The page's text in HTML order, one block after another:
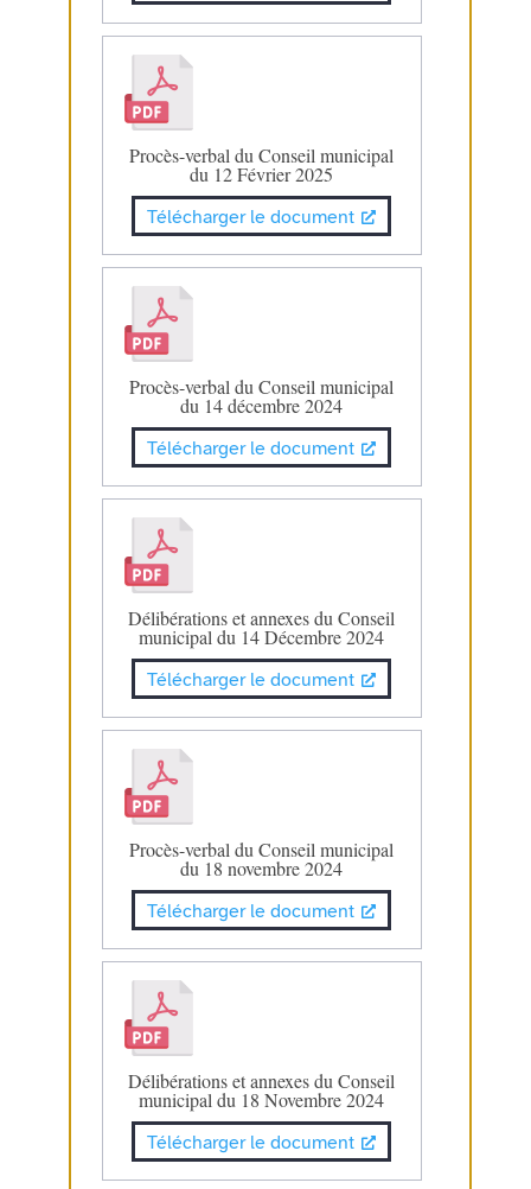
Procès-verbal du Conseil municipal
du 12 Février 2025
Télécharger le document
Procès-verbal du Conseil municipal
du 14 décembre 2024
Télécharger le document
Délibérations et annexes du Conseil
municipal du 14 Décembre 2024
Télécharger le document
Procès-verbal du Conseil municipal
du 18 novembre 2024
Télécharger le document
Délibérations et annexes du Conseil
municipal du 18 Novembre 2024
Télécharger le document